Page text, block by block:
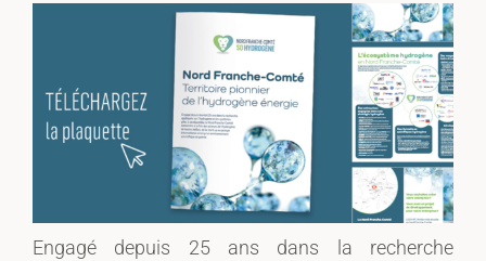
Engagé depuis 25 ans dans la recherche